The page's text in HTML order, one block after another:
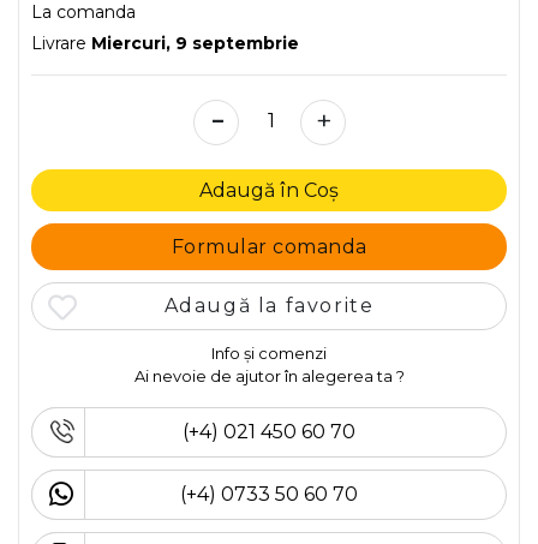
La comanda
Livrare Miercuri, 9 septembrie
- +
Adaugă în Coș
Formular comanda
Adaugă la favorite
Info și comenzi
Ai nevoie de ajutor în alegerea ta ?
(+4) 021 450 60 70
(+4) 0733 50 60 70